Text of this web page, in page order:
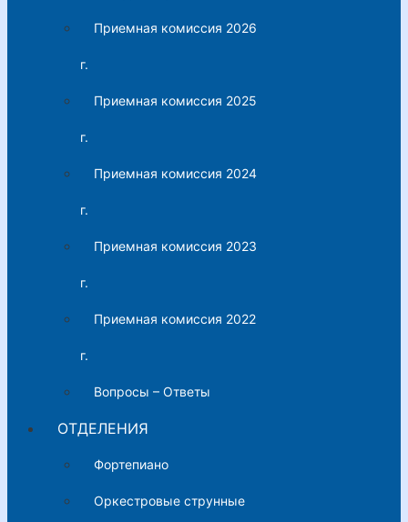
Приемная комиссия 2026
г.
Приемная комиссия 2025
г.
Приемная комиссия 2024
г.
Приемная комиссия 2023
г.
Приемная комиссия 2022
г.
Вопросы – Ответы
ОТДЕЛЕНИЯ
Фортепиано
Оркестровые струнные